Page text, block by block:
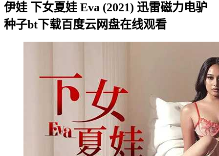
伊娃 下女夏娃 Eva (2021) 迅雷磁力电驴
种子bt下载百度云网盘在线观看